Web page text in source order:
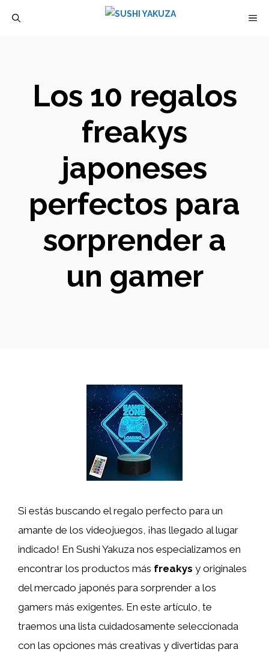
Los 10 regalos
freakys
japoneses
perfectos para
sorprender a
un gamer
Si estás buscando el regalo perfecto para un
amante de los videojuegos, ¡has llegado al lugar
indicado! En Sushi Yakuza nos especializamos en
encontrar los productos más freakys y originales
del mercado japonés para sorprender a los
gamers más exigentes. En este artículo, te
traemos una lista cuidadosamente seleccionada
con las opciones más creativas y divertidas para